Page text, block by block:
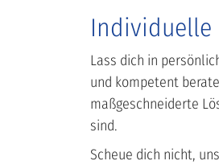
Individuelle
Lass dich in
und kompetent
maßgeschneiderte
sind.
Scheue dich nicht,